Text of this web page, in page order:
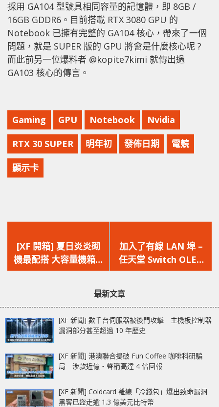
採用 GA104 型號具相同容量的記憶體，即 8GB /
16GB GDDR6。目前搭載 RTX 3080 GPU 的
Notebook 已擁有完整的 GA104 核心，帶來了一個
問題，就是 SUPER 版的 GPU 將會是什麼核心呢 ?
而此前另一位爆料者 @kopite7kimi 就傳出過
GA103 核心的傳言。
Gaming GPU Notebook Nvidia
RTX 30 SUPER 明年初 發佈日期 電競
顯示卡
一
篇
文
[XF 開箱] 夏日炎炎砌
機最配搭 大容量機箱 +
高效能 AIO 水冷
ELITE CAPELLIX /
一
篇
文
加入了有線 LAN 埠 –
任天堂 Switch OLED
版電視機座可單獨購買
最新文章
[XF 新聞] 數千台伺服器被後門攻擊 主機板控制器
漏洞部分甚至超過 10 年歷史
[XF 新聞] 港澳聯合搗破 Fun Coffee 咖啡科研騙
局 涉款近億‧聲稱高達 4 倍回報
[XF 新聞] Coldcard 離線「冷錢包」爆出致命漏洞
黑客已盜走逾 1.3 億美元比特幣